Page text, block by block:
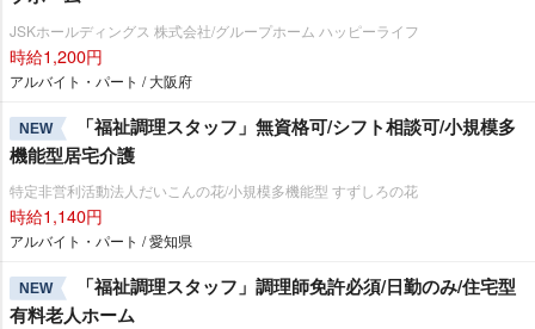
JSKホールディングス 株式会社/グループホーム ハッピーライフ
時給1,200円
アルバイト・パート / 大阪府
NEW
「福祉調理スタッフ」無資格可/シフト相談可/小規模多
機能型居宅介護
特定非営利活動法人だいこんの花/小規模多機能型 すずしろの花
時給1,140円
アルバイト・パート / 愛知県
NEW
「福祉調理スタッフ」調理師免許必須/日勤のみ/住宅型
有料老人ホーム